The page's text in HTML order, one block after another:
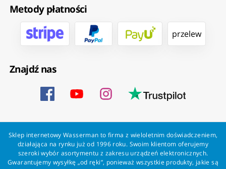
Metody płatności
przelew
Znajdź nas
Sklep internetowy Wasserman to firma z wieloletnim doświadczeniem,
działająca na rynku już od 1996 roku. Swoim klientom oferujemy
szeroki wybór asortymentu z zakresu urządzeń elektronicznych.
Gwarantujemy wysyłkę „od ręki”, ponieważ wszystkie produkty, jakie są